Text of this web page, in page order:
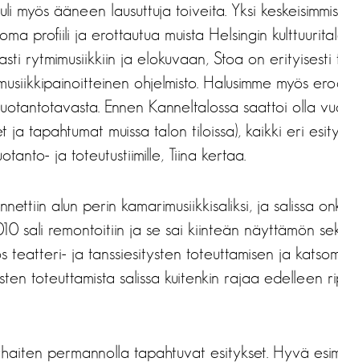
myös ääneen lausuttuja toiveita. Yksi
profiili ja erottautua muista Helsingin
rytmimusiikkiin ja elokuvaan, Stoa on erityisesti
ohjelmisto. Halusimme myös
Ennen Kanneltalossa saattoi olla
ja tapahtumat muissa talon tiloissa), kaikki eri
ja toteutustiimille, Tiina kertaa.
alun perin kamarimusiikkisaliksi, ja salissa
sali remontoitiin ja se sai kiinteän näyttämön
teatteri- ja tanssiesitysten toteuttamisen ja
toteuttamista salissa kuitenkin rajaa edelleen
permannolla tapahtuvat esitykset. Hyvä